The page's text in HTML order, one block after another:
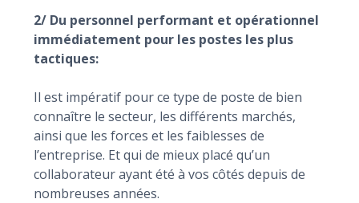
2/ Du personnel performant et opérationnel
immédiatement pour les postes les plus
tactiques:
Il est impératif pour ce type de poste de bien
connaître le secteur, les différents marchés,
ainsi que les forces et les faiblesses de
l’entreprise. Et qui de mieux placé qu’un
collaborateur ayant été à vos côtés depuis de
nombreuses années.